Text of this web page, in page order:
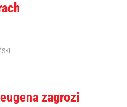
zagrozi